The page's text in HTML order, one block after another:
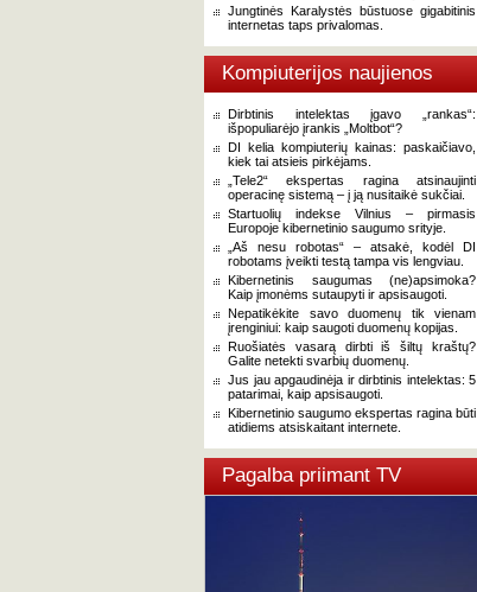
Jungtinės Karalystės būstuose gigabitinis
internetas taps privalomas.
Kompiuterijos naujienos
Dirbtinis intelektas įgavo „rankas“:
išpopuliarėjo įrankis „Moltbot“?
DI kelia kompiuterių kainas: paskaičiavo,
kiek tai atsieis pirkėjams.
„Tele2“ ekspertas ragina atsinaujinti
operacinę sistemą – į ją nusitaikė sukčiai.
Startuolių indekse Vilnius – pirmasis
Europoje kibernetinio saugumo srityje.
„Aš nesu robotas“ – atsakė, kodėl DI
robotams įveikti testą tampa vis lengviau.
Kibernetinis saugumas (ne)apsimoka?
Kaip įmonėms sutaupyti ir apsisaugoti.
Nepatikėkite savo duomenų tik vienam
įrenginiui: kaip saugoti duomenų kopijas.
Ruošiatės vasarą dirbti iš šiltų kraštų?
Galite netekti svarbių duomenų.
Jus jau apgaudinėja ir dirbtinis intelektas: 5
patarimai, kaip apsisaugoti.
Kibernetinio saugumo ekspertas ragina būti
atidiems atsiskaitant internete.
Pagalba priimant TV